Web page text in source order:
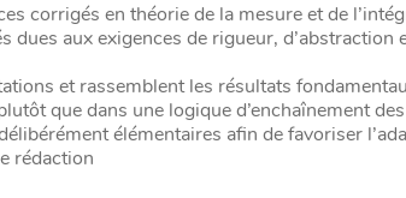
corrigés en théorie de la mesure et de
dues aux exigences de rigueur,
et rassemblent les résultats
que dans une logique d’enchaînement
élémentaires afin de favoriser
rédaction